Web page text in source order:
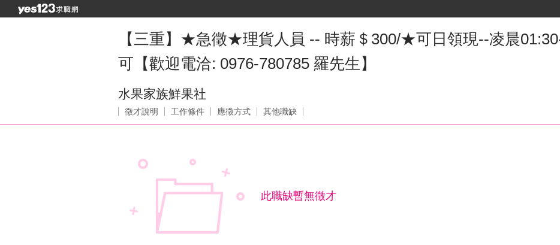
【三重】★急徵★理貨人員 -- 時薪＄300/★可日領現--凌晨
可【歡迎電洽: 0976-780785 羅先生】
水果家族鮮果社
徵才說明 工作條件 應徵方式 其他職缺
此職缺暫無徵才